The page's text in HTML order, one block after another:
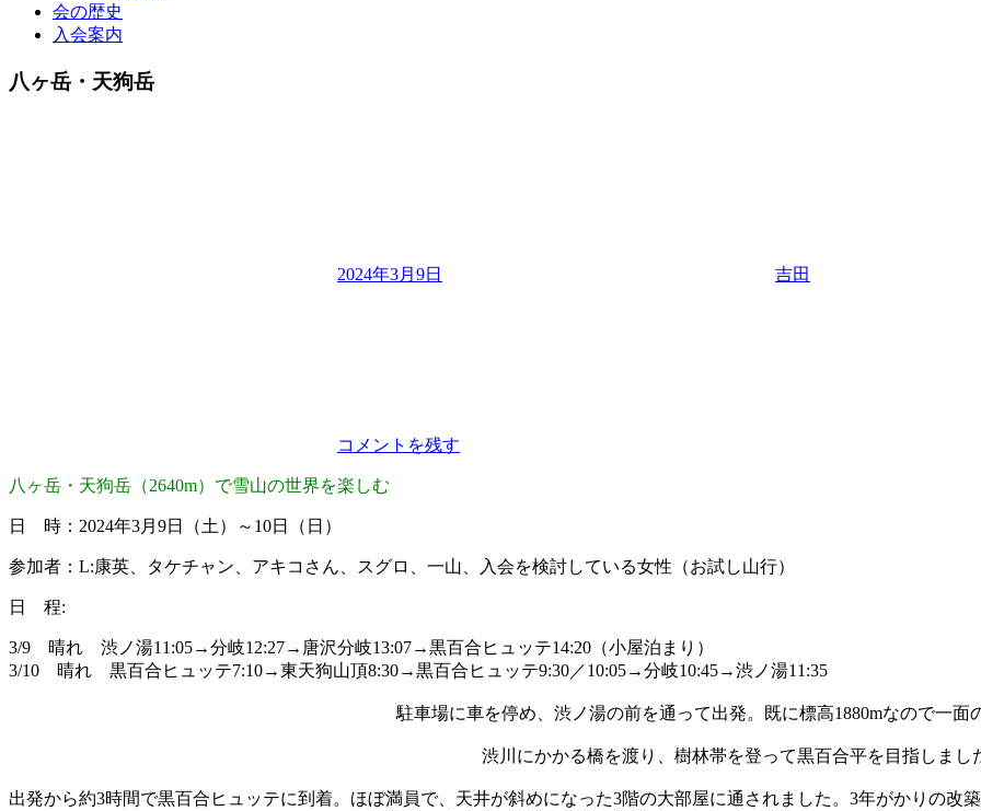
会の歴史
入会案内
八ヶ岳・天狗岳
2024年3月9日 吉田
コメントを残す
八ヶ岳・天狗岳（2640m）で雪山の世界を楽しむ
日 時：2024年3月9日（土）～10日（日）
参加者：L:康英、タケチャン、アキコさん、スグロ、一山、入会を検討している女性（お試し山行）
日 程:
3/9 晴れ 渋ノ湯11:05→分岐12:27→唐沢分岐13:07→黒百合ヒュッテ14:20（小屋泊まり）
3/10 晴れ 黒百合ヒュッテ7:10→東天狗山頂8:30→黒百合ヒュッテ9:30／10:05→分岐10:45→渋ノ湯11:35
駐車場に車を停め、渋ノ湯の前を通って出発。既に標高1880mなので一面
渋川にかかる橋を渡り、樹林帯を登って黒百合平を目指しまし
出発から約3時間で黒百合ヒュッテに到着。ほぼ満員で、天井が斜めになった3階の大部屋に通されました。3年がかりの改